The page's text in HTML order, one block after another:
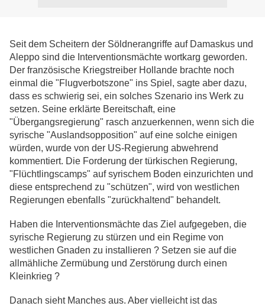
Seit dem Scheitern der Söldnerangriffe auf Damaskus und
Aleppo sind die Interventionsmächte wortkarg geworden.
Der französische Kriegstreiber Hollande brachte noch
einmal die "Flugverbotszone" ins Spiel, sagte aber dazu,
dass es schwierig sei, ein solches Szenario ins Werk zu
setzen. Seine erklärte Bereitschaft, eine
"Übergangsregierung" rasch anzuerkennen, wenn sich die
syrische "Auslandsopposition" auf eine solche einigen
würden, wurde von der US-Regierung abwehrend
kommentiert. Die Forderung der türkischen Regierung,
"Flüchtlingscamps" auf syrischem Boden einzurichten und
diese entsprechend zu "schützen", wird von westlichen
Regierungen ebenfalls "zurückhaltend" behandelt.
Haben die Interventionsmächte das Ziel aufgegeben, die
syrische Regierung zu stürzen und ein Regime von
westlichen Gnaden zu installieren ? Setzen sie auf die
allmähliche Zermübung und Zerstörung durch einen
Kleinkrieg ?
Danach sieht Manches aus. Aber vielleicht ist das